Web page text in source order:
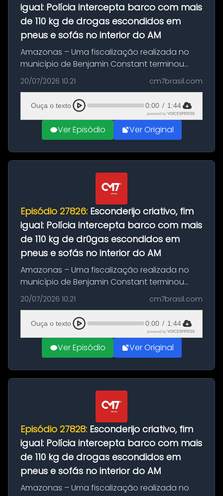
igual: Polícia intercepta barco com mais
de 110 kg de drogas escondidos em
pneus e sofás no interior do AM
Amazonas – Uma fiscalização realizada no
município de Benjamin Constant terminou
com a apreensão de aproximadamente 115
quilos de entorpecentes em uma
embarcação atracada no porto da cidade. O
materia...
20/07/2026 10:21 cm7brasil.com
Ouça o texto 0:00 / 1:44
powered by VOICEXPRESS
Ver Episódio Ver Original
Episódio 27826: Esconderijo criativo, fim
igual: Polícia intercepta barco com mais
de 110 kg de dr0gas escondidos em
pneus e sofás no interior do AM
Amazonas – Uma fiscalização realizada no
município de Benjamin Constant terminou
com a apreensão de aproximadamente 115
quilos de entorpecentes em uma
embarcação atracada no porto da cidade. O
materia...
20/07/2026 10:21 cm7brasil.com
Ouça o texto 0:00 / 1:44
powered by VOICEXPRESS
Ver Episódio Ver Original
Episódio 27828: Esconderijo criativo, fim
igual: Polícia intercepta barco com mais
de 110 kg de drogas escondidos em
pneus e sofás no interior do AM
Amazonas – Uma fiscalização realizada no